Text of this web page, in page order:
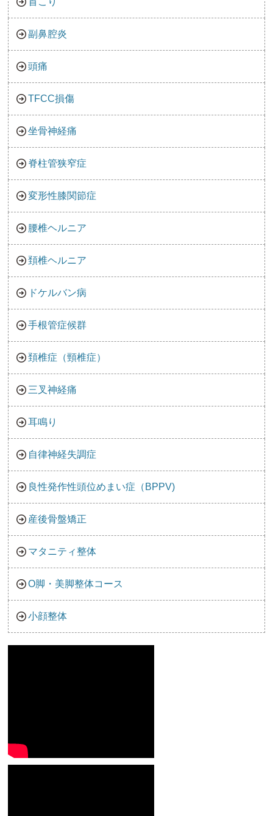
副鼻腔炎
頭痛
TFCC損傷
坐骨神経痛
脊柱管狭窄症
変形性膝関節症
腰椎ヘルニア
頚椎ヘルニア
ドケルバン病
手根管症候群
頚椎症（頸椎症）
三叉神経痛
耳鳴り
自律神経失調症
良性発作性頭位めまい症（BPPV)
産後骨盤矯正
マタニティ整体
O脚・美脚整体コース
小顔整体